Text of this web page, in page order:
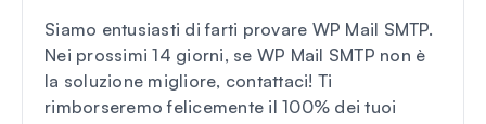
Siamo entusiasti di farti provare WP Mail SMTP.
Nei prossimi 14 giorni, se WP Mail SMTP non è
la soluzione migliore, contattaci! Ti
rimborseremo felicemente il 100% dei tuoi